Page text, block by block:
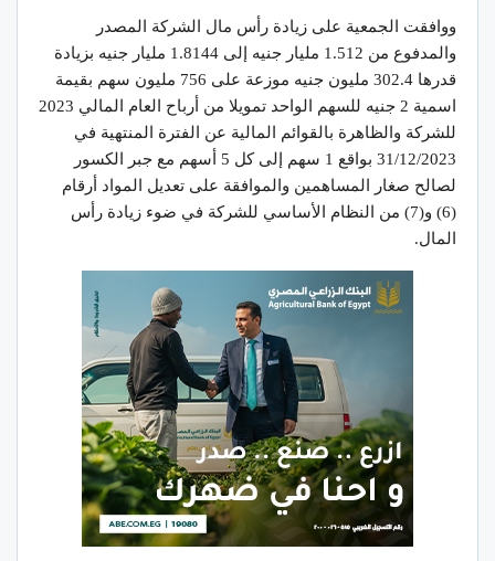
ووافقت الجمعية على زيادة رأس مال الشركة المصدر
والمدفوع من 1.512 مليار جنيه إلى 1.8144 مليار جنيه بزيادة
قدرها 302.4 مليون جنيه موزعة على 756 مليون سهم بقيمة
اسمية 2 جنيه للسهم الواحد تمويلا من أرباح العام المالي 2023
للشركة والظاهرة بالقوائم المالية عن الفترة المنتهية في
31/12/2023 بواقع 1 سهم إلى كل 5 أسهم مع جبر الكسور
لصالح صغار المساهمين والموافقة على تعديل المواد أرقام
(6) و(7) من النظام الأساسي للشركة في ضوء زيادة رأس
المال.